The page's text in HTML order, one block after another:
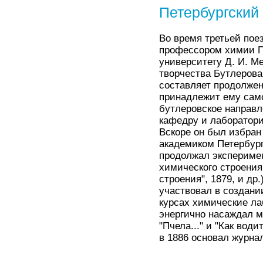
Во время третьей
профессором химии
университету Д. И.
творчества
составляет
принадлежит ему
бутлеровское
кафедру и
Вскоре он был
академиком
продолжал
химического
строения", 1879, и
участвовал в
курсах химические
энергично насаждал
"Пчела..." и "Как
в 1886 основал